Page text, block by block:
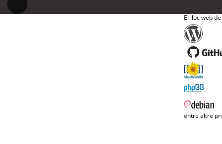
El lloc web
entre altre